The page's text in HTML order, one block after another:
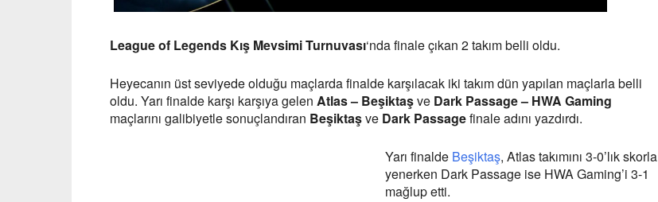
League of Legends Kış Mevsimi Turnuvası‘nda finale çıkan 2 takım belli oldu.
Heyecanın üst seviyede olduğu maçlarda finalde karşılacak iki takım dün yapılan maçlarla belli
oldu. Yarı finalde karşı karşıya gelen Atlas – Beşiktaşve Dark Passage – HWA Gaming
maçlarını galibiyetle sonuçlandıran Beşiktaşve Dark Passagefinale adını yazdırdı.
Yarı finalde Beşiktaş, Atlas takımını 3-0’lık skorla
yenerken Dark Passage ise HWA Gaming’i 3-1
mağlup etti.